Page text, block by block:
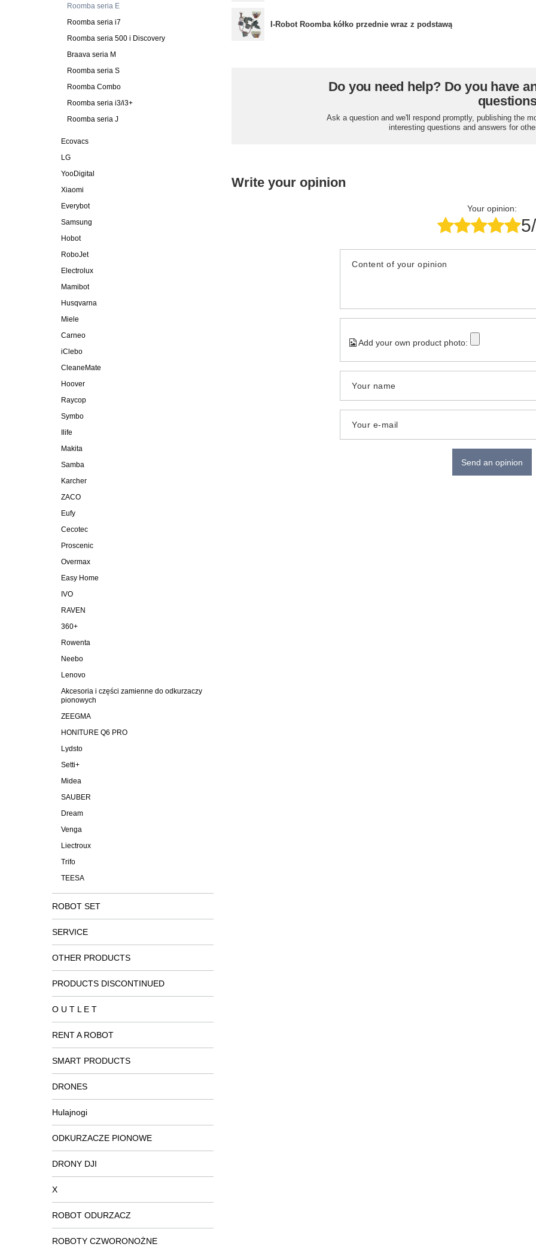
Roomba seria E
Roomba seria i7
Roomba seria 500 i Discovery
Braava seria M
Roomba seria S
Roomba Combo
Roomba seria i3/i3+
Roomba seria J
Ecovacs
LG
YooDigital
Xiaomi
Everybot
Samsung
Hobot
RoboJet
Electrolux
Mamibot
Husqvarna
Miele
Carneo
iClebo
CleaneMate
Hoover
Raycop
Symbo
Ilife
Makita
Samba
Karcher
ZACO
Eufy
Cecotec
Proscenic
Overmax
Easy Home
IVO
RAVEN
360+
Rowenta
Neebo
Lenovo
Akcesoria i części zamienne do odkurzaczy
pionowych
ZEEGMA
HONITURE Q6 PRO
Lydsto
Setti+
Midea
SAUBER
Dream
Venga
Liectroux
Trifo
TEESA
ROBOT SET
SERVICE
OTHER PRODUCTS
PRODUCTS DISCONTINUED
O U T L E T
RENT A ROBOT
SMART PRODUCTS
DRONES
Hulajnogi
ODKURZACZE PIONOWE
DRONY DJI
X
ROBOT ODURZACZ
ROBOTY CZWORONOŻNE
I-Robot Roomba kółko przednie wraz z podstawą
Do you need help? Do you have
Ask a question and we'll respond promptly, publishing the
interesting questions and answers for
Write your opinion
Your opinion:
Content of your opinion
Add your own product photo:
Your name
Your e-mail
Send an opinion